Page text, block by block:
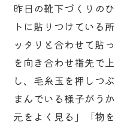
昨日の靴下づくりの
トに貼りつけている
ッタリと合わせて貼
を向き合わせ指先で
し、毛糸玉を押しつ
まんでいる様子がう
元をよく見る」「物